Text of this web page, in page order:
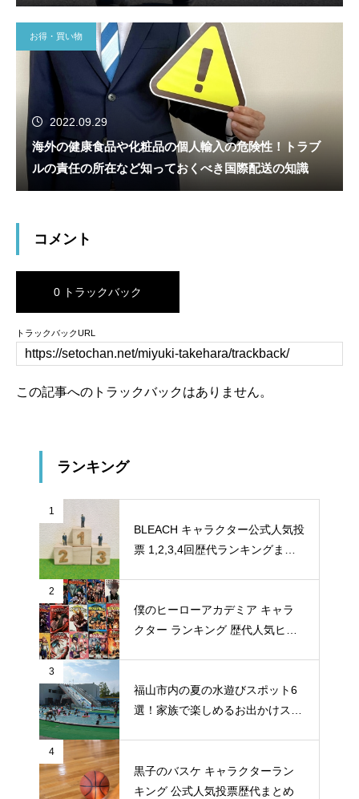
お得・買い物
2022.09.29
海外の健康食品や化粧品の個人輸入の危険性！トラブ
ルの責任の所在など知っておくべき国際配送の知識
コメント
0 トラックバック
トラックバックURL
この記事へのトラックバックはありません。
ランキング
1
BLEACH キャラクター公式人気投
票 1,2,3,4回歴代ランキングまと
2
僕のヒーローアカデミア キャラ
クター ランキング 歴代人気ヒー
3
福山市内の夏の水遊びスポット6
選！家族で楽しめるお出かけスポ
4
黒子のバスケ キャラクターラン
キング 公式人気投票歴代まとめ